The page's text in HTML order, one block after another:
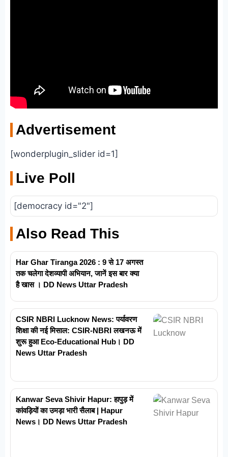
Advertisement
[wonderplugin_slider id=1]
Live Poll
[democracy id="2"]
Also Read This
Har Ghar Tiranga 2026 : 9 से 17 अगस्त
तक चलेगा देशव्यापी अभियान, जानें इस बार क्या
है खास । DD News Uttar Pradesh
CSIR NBRI Lucknow News: पर्यावरण
शिक्षा की नई मिसाल: CSIR-NBRI लखनऊ में
शुरू हुआ Eco-Educational Hub। DD
News Uttar Pradesh
Kanwar Seva Shivir Hapur: हापुड़ में
कांवड़ियों का उमड़ा भारी सैलाब | Hapur
News। DD News Uttar Pradesh